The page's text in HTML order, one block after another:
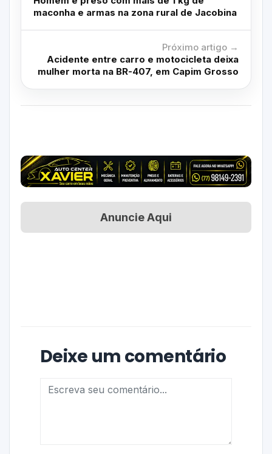
maconha e armas na zona rural de Jacobina
Próximo artigo →
Acidente entre carro e motocicleta deixa
mulher morta na BR-407, em Capim Grosso
Anuncie Aqui
Deixe um comentário